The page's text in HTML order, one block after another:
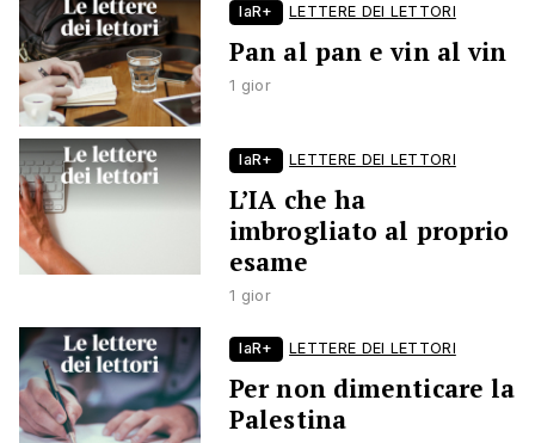
laR+ LETTERE DEI LETTORI
Pan al pan e vin al vin
1 gior
laR+ LETTERE DEI LETTORI
L’IA che ha
imbrogliato al proprio
esame
1 gior
laR+ LETTERE DEI LETTORI
Per non dimenticare la
Palestina